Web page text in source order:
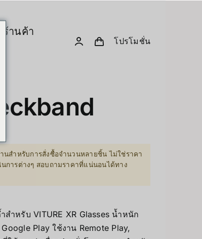
Unitree-Humanoid
Robodog
Accessories
ร้านค้า
โปรโมชั่น
นสำหรับการสั่งซื้อจำนวนหลายชิ้น ไม่ใช่ราคา
การต่างๆ สอบถามราคาที่แน่นอนได้ทาง
ำหรับ VITURE XR Glasses น้ำหนัก
Play ใช้งาน Remote Play,